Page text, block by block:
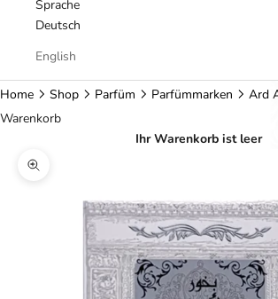
Sprache
Deutsch
English
Home Shop Parfüm Parfümmarken
Ard
Warenkorb
Ihr Warenkorb ist leer
Bild vergrößern